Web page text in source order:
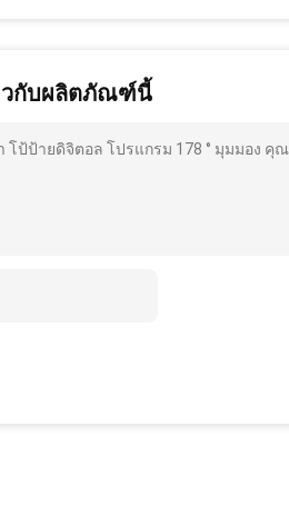
วกับผลิตภัณฑ์นี้
ป้ป้ายดิจิตอล โปรแกรม 178 ° มุมมอง คุ